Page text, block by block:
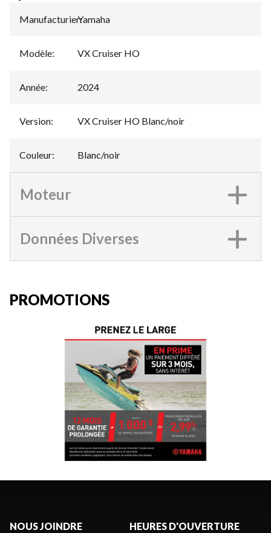
Manufacturier:
Yamaha
Modèle: VX Cruiser HO
Année: 2024
Version: VX Cruiser HO Blanc/noir
Couleur: Blanc/noir
Moteur
Données Diverses
PROMOTIONS
NOUS JOINDRE HEURES D'OUVERTURE